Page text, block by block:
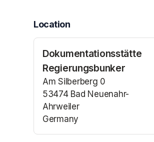
Location
Dokumentationsstätte
Regierungsbunker
Am Silberberg 0
53474 Bad Neuenahr-
Ahrweiler
Germany
(opens in a new tab)